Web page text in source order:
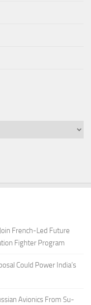
French-Led Future
Fighter Program
Could Power India’s
Avionics From Su-